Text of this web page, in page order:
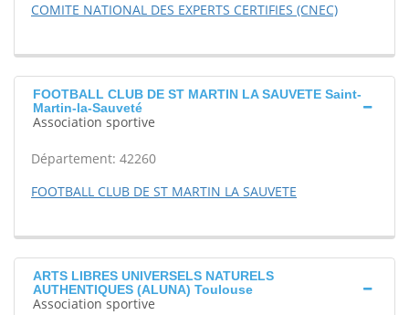
COMITE NATIONAL DES EXPERTS CERTIFIES (CNEC)
FOOTBALL CLUB DE ST MARTIN LA SAUVETE Saint-
Martin-la-Sauveté
Association sportive
Département: 42260
FOOTBALL CLUB DE ST MARTIN LA SAUVETE
ARTS LIBRES UNIVERSELS NATURELS
AUTHENTIQUES (ALUNA) Toulouse
Association sportive